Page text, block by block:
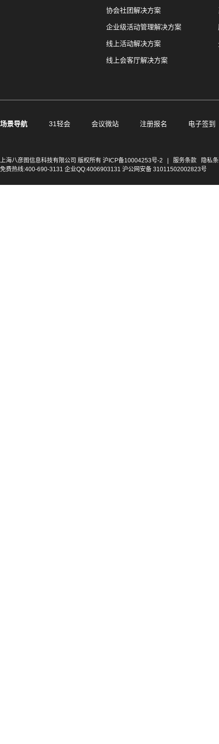
协会社团解决方案
企业级活动管理解决方案
线上活动解决方案
线上会客厅解决方案
场景导航 31轻会 会议微站 注册报名 电子签到
上海八彦图信息科技有限公司 版权所有 沪ICP备10004253号-2 服务条款
隐私
免费热线:400-690-3131 企业QQ:4006903131 沪公网安备 31011502002823号